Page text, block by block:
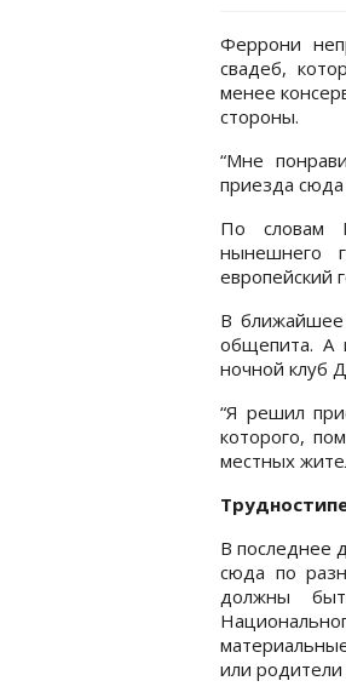
Феррони
свадеб,
менее
стороны.
“Мне
приезда
По словам
нынешнего
европейский
В ближайшее
общепита. А
ночной клуб
“Я решил
которого,
местных
В последнее
сюда по
должны
или